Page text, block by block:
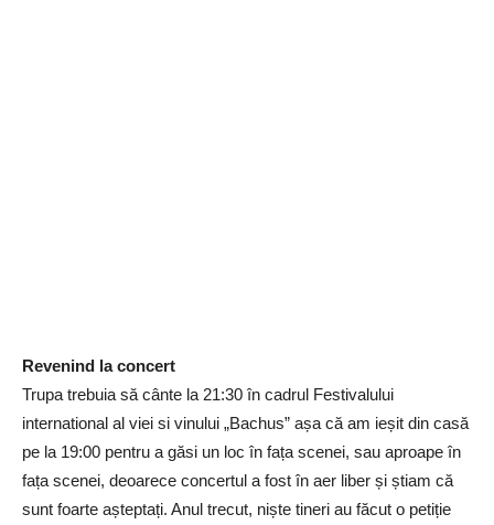
Revenind la concert
Trupa trebuia să cânte la 21:30 în cadrul Festivalului
international al viei si vinului „Bachus” așa că am ieșit din casă
pe la 19:00 pentru a găsi un loc în fața scenei, sau aproape în
fața scenei, deoarece concertul a fost în aer liber și știam că
sunt foarte așteptați. Anul trecut, niște tineri au făcut o petiție